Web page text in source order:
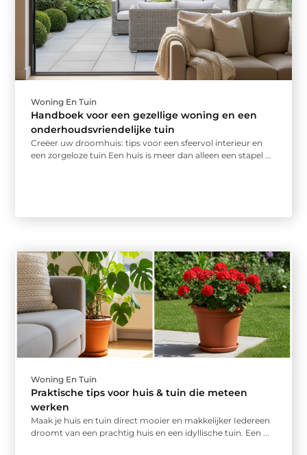
Woning En Tuin
Handboek voor een gezellige woning en een
onderhoudsvriendelijke tuin
Creëer uw droomhuis: tips voor een sfeervol interieur en
een zorgeloze tuin Een huis is meer dan alleen een stapel ...
Woning En Tuin
Praktische tips voor huis & tuin die meteen
werken
Maak je huis en tuin direct mooier en makkelijker Iedereen
droomt van een prachtig huis en een idyllische tuin. Een ...